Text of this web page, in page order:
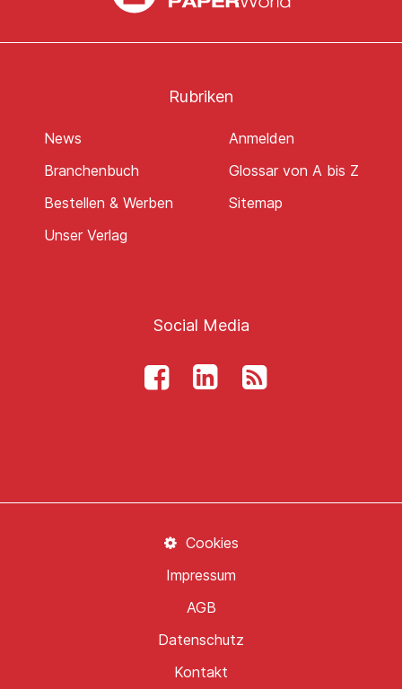
Rubriken
News
Branchenbuch
Bestellen & Werben
Unser Verlag
Anmelden
Glossar von A bis Z
Sitemap
Social Media
Kontakt
Datenschutz
AGB
Impressum
Cookies